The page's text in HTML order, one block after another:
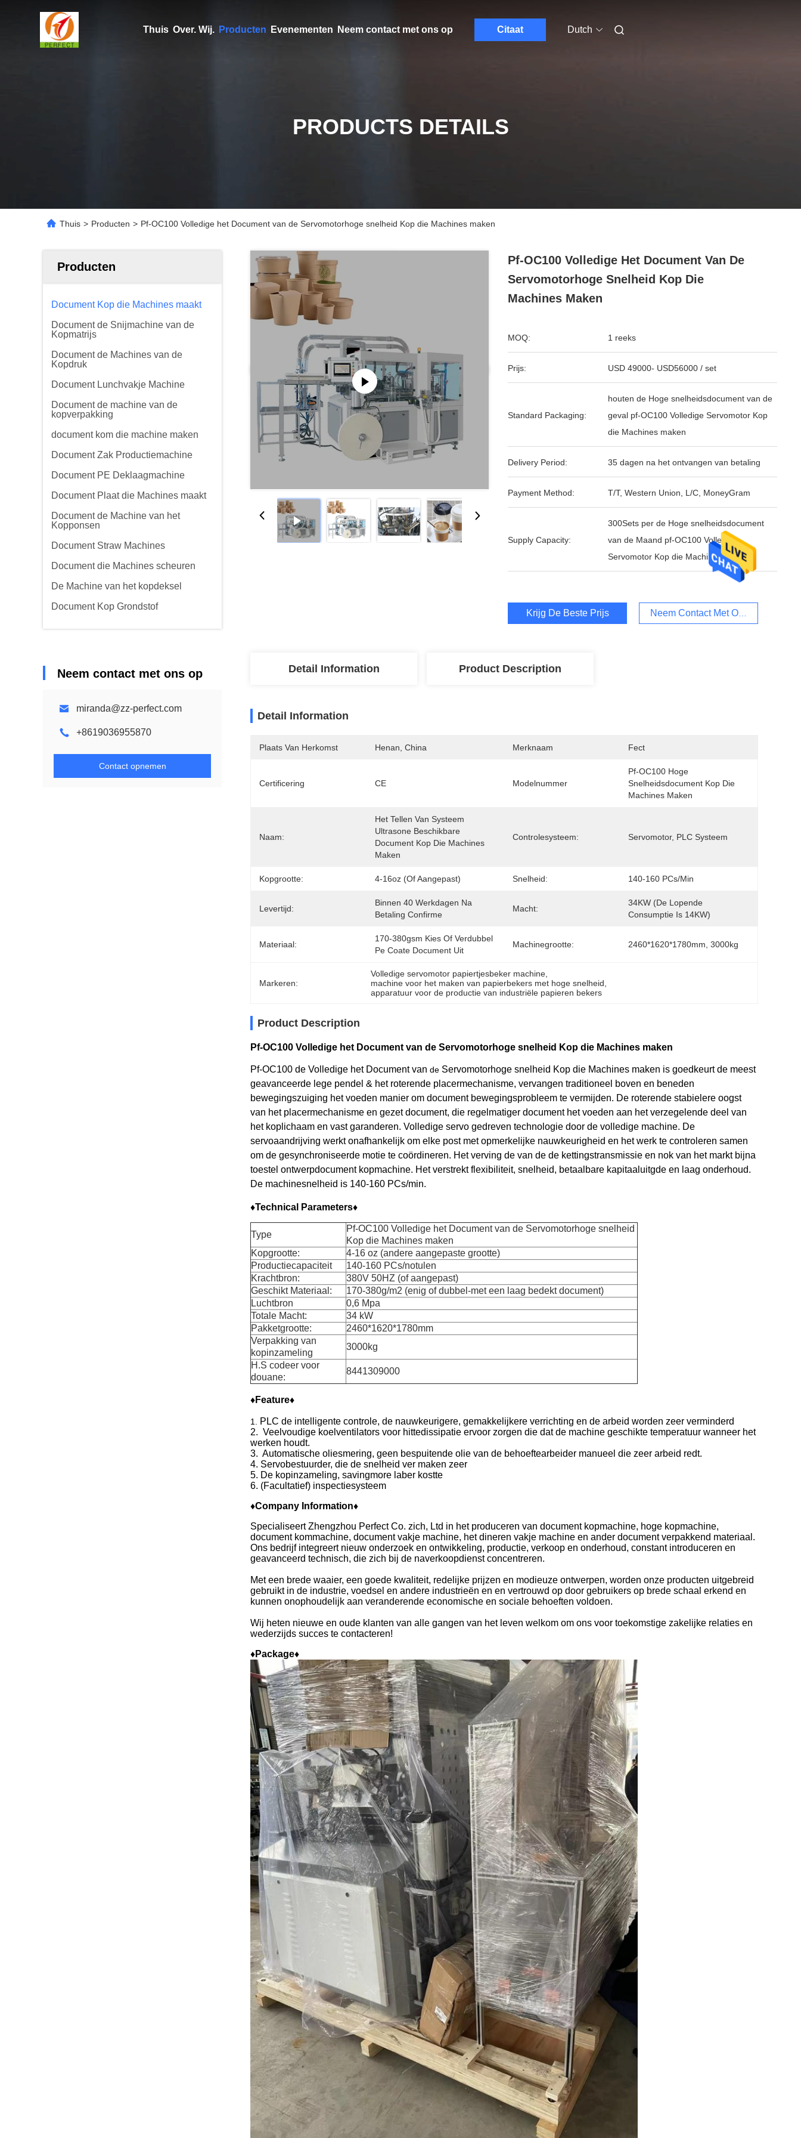
Thuis Over. Wij. Producten Evenementen Neem contact met ons op Citaat Dutch
PRODUCTS DETAILS
Thuis > Producten > Pf-OC100 Volledige het Document van de Servomotorhoge snelheid Kop die Machines maken
Producten
Document Kop die Machines maakt
Document de Snijmachine van de
Kopmatrijs
Document de Machines van de
Kopdruk
Document Lunchvakje Machine
Document de machine van de
kopverpakking
document kom die machine maken
Document Zak Productiemachine
Document PE Deklaagmachine
Document Plaat die Machines maakt
Document de Machine van het
Kopponsen
Document Straw Machines
Document die Machines scheuren
De Machine van het kopdeksel
Document Kop Grondstof
Neem contact met ons op
miranda@zz-perfect.com
+8619036955870
Contact opnemen
Pf-OC100 Volledige Het Document Van De
Servomotorhoge Snelheid Kop Die
Machines Maken
MOQ: 1 reeks
Prijs: USD 49000- USD56000 / set
Standard Packaging:
houten de Hoge snelheidsdocument van de
geval pf-OC100 Volledige Servomotor Kop
die Machines maken
Delivery Period: 35 dagen na het ontvangen van betaling
Payment Method: T/T, Western Union, L/C, MoneyGram
Supply Capacity:
300Sets per de Hoge snelheidsdocument
van de Maand pf-OC100 Volledige
Servomotor Kop die Machines ma
Krijg De Beste Prijs Neem Contact Met Ons Op
Detail Information Product Description
Detail Information
Plaats Van Herkomst Henan, China Merknaam Fect
Certificering CE Modelnummer
Pf-OC100 Hoge
Snelheidsdocument Kop Die
Machines Maken
Naam:
Het Tellen Van Systeem
Ultrasone Beschikbare
Document Kop Die Machines
Maken
Controlesysteem: Servomotor, PLC Systeem
Kopgrootte: 4-16oz (of Aangepast) Snelheid: 140-160 PCs/min
Levertijd:
Binnen 40 Werkdagen Na
Betaling Confirme
Macht:
34KW (de Lopende
Consumptie Is 14KW)
Materiaal:
170-380gsm Kies Of Verdubbel
Pe Coate Document Uit
Machinegrootte: 2460*1620*1780mm, 3000kg
Markeren:
Volledige servomotor papiertjesbeker machine
machine voor het maken van papierbekers met hoge snelheid
apparatuur voor de productie van industriële papieren bekers
Product Description
Pf-OC100 Volledige het Document van de Servomotorhoge snelheid Kop die Machines maken
Pf-OC100 de Volledige het Document van de Servomotorhoge snelheid Kop die Machines maken is goedkeurt de meest
geavanceerde lege pendel & het roterende placermechanisme, vervangen traditioneel boven en beneden
bewegingszuiging het voeden manier om document bewegingsprobleem te vermijden. De roterende stabielere oogst
van het placermechanisme en gezet document, die regelmatiger document het voeden aan het verzegelende deel van
het koplichaam en vast garanderen. Volledige servo gedreven technologie door de volledige machine. De
servoaandrijving werkt onafhankelijk om elke post met opmerkelijke nauwkeurigheid en het werk te controleren samen
om de gesynchroniseerde motie te coördineren. Het verving de van de de kettingstransmissie en nok van het markt bijna
toestel ontwerpdocument kopmachine. Het verstrekt flexibiliteit, snelheid, betaalbare kapitaaluitgde en laag onderhoud.
De machinesnelheid is 140-160 PCs/min.
♦Technical Parameters♦
Type
Pf-OC100 Volledige het Document van de Servomotorhoge snelheid
Kop die Machines maken
Kopgrootte:
4-16 oz (andere aangepaste grootte)
Productiecapaciteit
140-160 PCs/notulen
Krachtbron:
380V 50HZ (of aangepast)
Geschikt Materiaal:
170-380g/m2 (enig of dubbel-met een laag bedekt document)
Luchtbron
0,6 Mpa
Totale Macht:
34 kW
Pakketgrootte:
2460*1620*1780mm
Verpakking van
kopinzameling
3000kg
H.S codeer voor
douane:
8441309000
♦Feature♦
1.
PLC de intelligente controle, de nauwkeurigere, gemakkelijkere verrichting en de arbeid worden zeer verminderd
2. Veelvoudige koelventilators voor hittedissipatie ervoor zorgen die dat de machine geschikte temperatuur wanneer het
werken houdt.
3. Automatische oliesmering, geen bespuitende olie van de behoeftearbeider manueel die zeer arbeid redt.
4. Servobestuurder, die de snelheid ver maken zeer
5. De kopinzameling, savingmore laber kostte
6. (Facultatief) inspectiesysteem
♦Company Information♦
Specialiseert Zhengzhou Perfect Co. zich, Ltd in het produceren van document kopmachine, hoge kopmachine,
document kommachine, document vakje machine, het dineren vakje machine en ander document verpakkend materiaal.
Ons bedrijf integreert nieuw onderzoek en ontwikkeling, productie, verkoop en onderhoud, constant introduceren en
geavanceerd technisch, die zich bij de naverkoopdienst concentreren.
Met een brede waaier, een goede kwaliteit, redelijke prijzen en modieuze ontwerpen, worden onze producten uitgebreid
gebruikt in de industrie, voedsel en andere industrieën en en vertrouwd op door gebruikers op brede schaal erkend en
kunnen onophoudelijk aan veranderende economische en sociale behoeften voldoen.
Wij heten nieuwe en oude klanten van alle gangen van het leven welkom om ons voor toekomstige zakelijke relaties en
wederzijds succes te contacteren!
♦Package♦